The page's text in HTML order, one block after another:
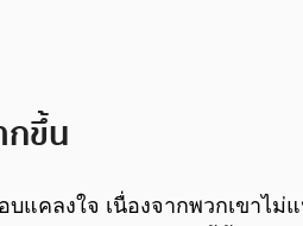
กขึ้น
แคลงใจ เนื่องจากพวกเขาไ